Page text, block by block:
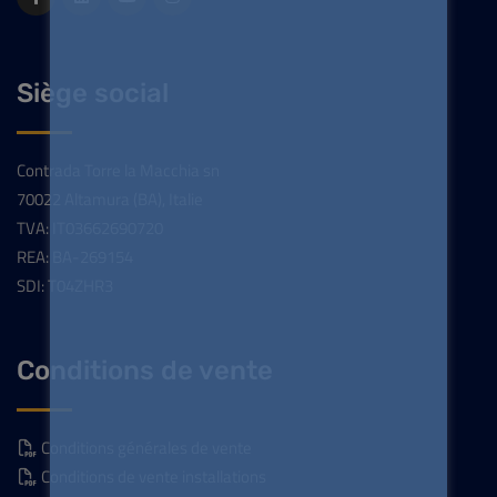
Siège social
Contrada Torre la Macchia sn
70022 Altamura (BA), Italie
TVA: IT03662690720
REA: BA-269154
SDI: T04ZHR3
Conditions de vente
Conditions générales de vente
Conditions de vente installations